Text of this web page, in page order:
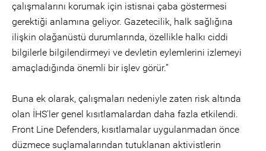
çalışmalarını korumak için istisnai çaba göstermesi
gerektiği anlamına geliyor. Gazetecilik, halk sağlığına
ilişkin olağanüstü durumlarında, özellikle halkı ciddi
bilgilerle bilgilendirmeyi ve devletin eylemlerini izlemeyi
amaçladığında önemli bir işlev görür.”
Buna ek olarak, çalışmaları nedeniyle zaten risk altında
olan İHS'ler genel kısıtlamalardan daha fazla etkilendi.
Front Line Defenders, kısıtlamalar uygulanmadan önce
düzmece suçlamalarından tutuklanan aktivistlerin